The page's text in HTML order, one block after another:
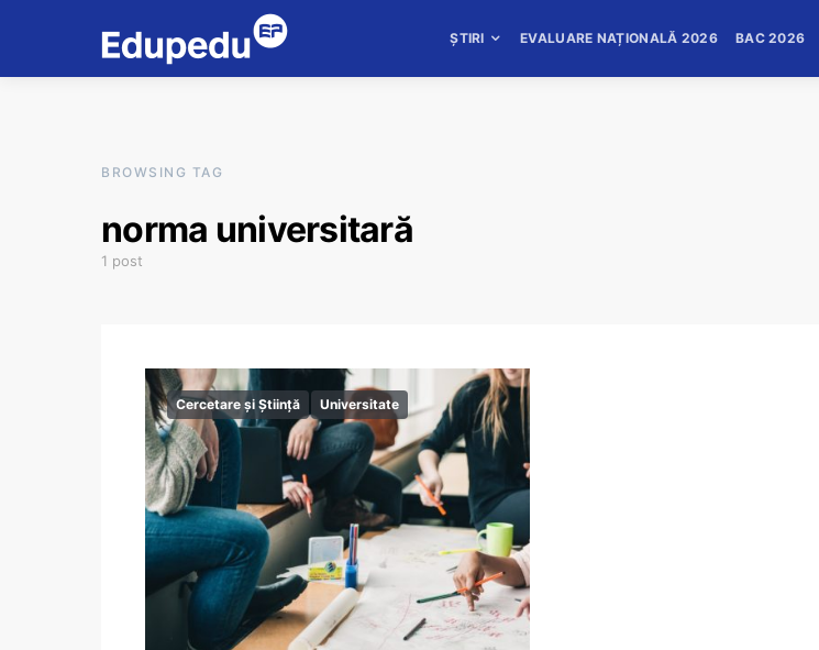
ȘTIRI EVALUARE NAȚIONALĂ 2026 BAC 2026
BROWSING TAG
norma universitară
1 post
Cercetare și Știință Universitate